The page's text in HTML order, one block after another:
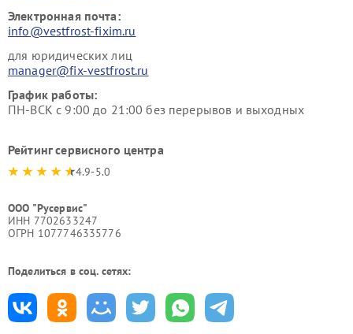
Электронная почта:
info@vestfrost-fixim.ru
для юридических лиц
manager@fix-vestfrost.ru
График работы:
ПН-ВСК с 9:00 до 21:00 без перерывов и выходных
Рейтинг сервисного центра
4.9-5.0
ООО "Русервис"
ИНН 7702633247
ОГРН 1077746335776
Поделиться в соц. сетях: